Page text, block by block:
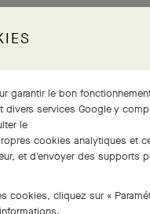
garantir le bon
services Google y
le
cookies analytiques et
et d'envoyer des supports
cookies, cliquez sur «